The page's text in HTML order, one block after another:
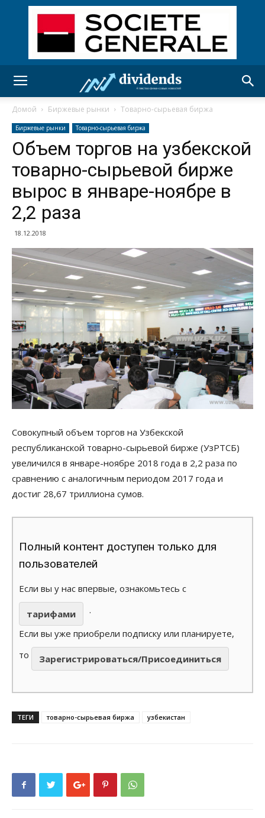
Домой Биржевые рынки Товарно-сырьевая биржа
Биржевые рынки Товарно-сырьевая биржа
Объем торгов на узбекской
товарно-сырьевой бирже
вырос в январе-ноябре в
2,2 раза
18.12.2018
Совокупный объем торгов на Узбекской
республиканской товарно-сырьевой бирже (УзРТСБ)
увеличился в январе-ноябре 2018 года в 2,2 раза по
сравнению с аналогичным периодом 2017 года и
достиг 28,67 триллиона сумов.
Полный контент доступен только для
пользователей
Если вы у нас впервые, ознакомьтесь с
тарифами
.
Если вы уже приобрели подписку или планируете,
то
Зарегистрироваться/Присоединиться
ТЕГИ товарно-сырьевая биржа узбекистан